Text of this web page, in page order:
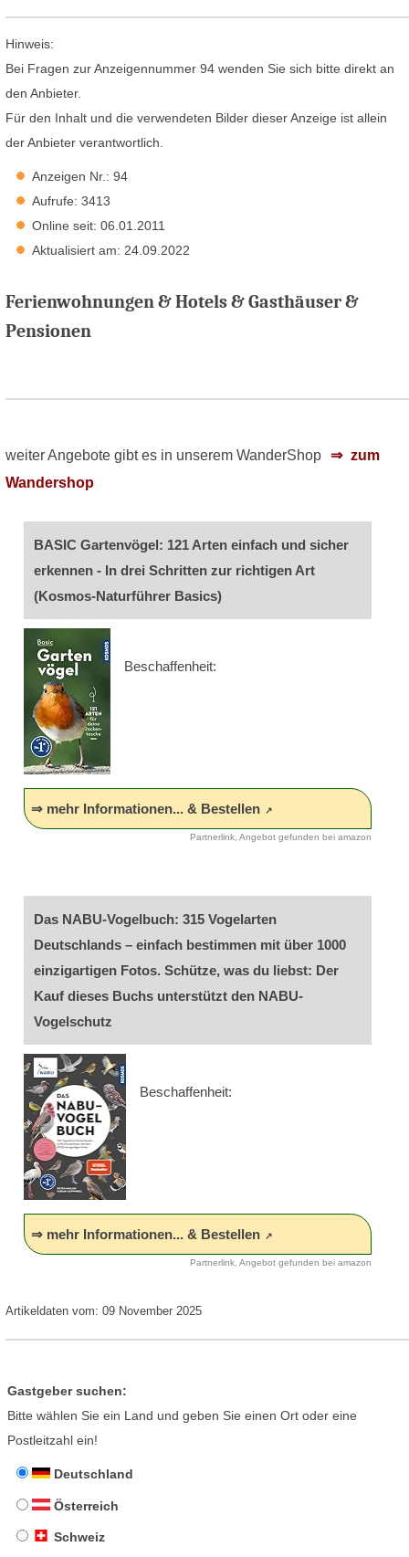
Hinweis:
Bei Fragen zur Anzeigennummer 94 wenden Sie sich bitte direkt an
den Anbieter.
Für den Inhalt und die verwendeten Bilder dieser Anzeige ist allein
der Anbieter verantwortlich.
Anzeigen Nr.: 94
Aufrufe: 3413
Online seit: 06.01.2011
Aktualisiert am: 24.09.2022
Ferienwohnungen & Hotels & Gasthäuser &
Pensionen
weiter Angebote gibt es in unserem WanderShop
zum
Wandershop
BASIC Gartenvögel: 121 Arten einfach und sicher
erkennen - In drei Schritten zur richtigen Art
(Kosmos-Naturführer Basics)
Beschaffenheit:
⇒ mehr Informationen... & Bestellen
Partnerlink, Angebot gefunden bei amazon
Das NABU-Vogelbuch: 315 Vogelarten
Deutschlands – einfach bestimmen mit über 1000
einzigartigen Fotos. Schütze, was du liebst: Der
Kauf dieses Buchs unterstützt den NABU-
Vogelschutz
Beschaffenheit:
⇒ mehr Informationen... & Bestellen
Partnerlink, Angebot gefunden bei amazon
Artikeldaten vom: 09 November 2025
Gastgeber suchen:
Bitte wählen Sie ein Land und geben Sie einen Ort oder eine
Postleitzahl ein!
Deutschland
Österreich
Schweiz